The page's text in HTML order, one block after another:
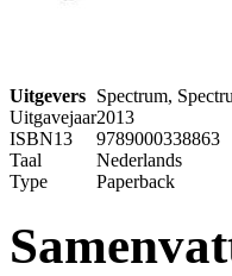
Uitgevers Spectrum,
Uitgavejaar2013
ISBN13
9789000338863
Taal
Nederlands
Type
Paperback